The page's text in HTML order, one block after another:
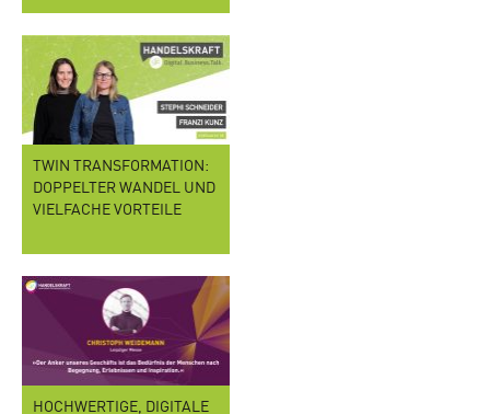
TWIN TRANSFORMATION:
DOPPELTER WANDEL UND
VIELFACHE VORTEILE
HOCHWERTIGE, DIGITALE